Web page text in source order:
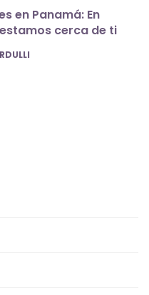
en Panamá: En
cerca de ti